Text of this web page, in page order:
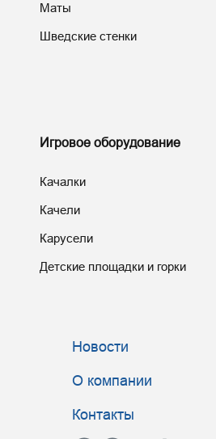
Маты
Шведские стенки
Игровое оборудование
Качалки
Качели
Карусели
Детские площадки и горки
Новости
О компании
Контакты